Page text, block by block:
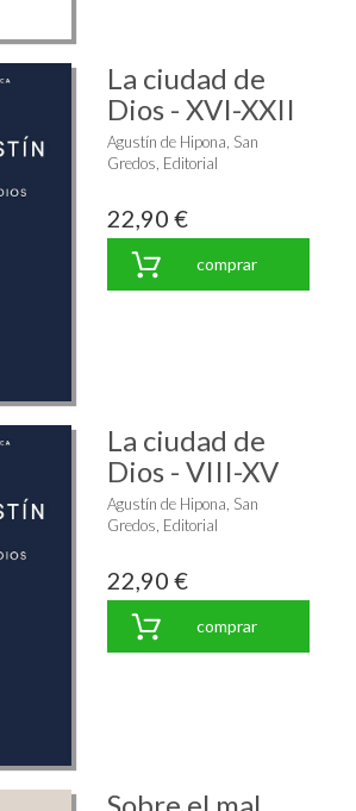
La ciudad de
Dios - XVI-XXII
Agustín de Hipona, San
Gredos, Editorial
22,90 €
comprar
La ciudad de
Dios - VIII-XV
Agustín de Hipona, San
Gredos, Editorial
22,90 €
comprar